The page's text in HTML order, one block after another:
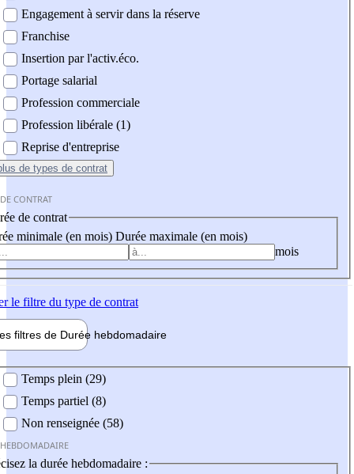
Engagement à servir dans la réserve
Franchise
Insertion par l'activ.éco.
Portage salarial
Profession commerciale
Profession libérale (1)
Reprise d'entreprise
de types de contrat
CONTRAT
de contrat
minimale (en mois) Durée maximale (en mois)
mois
le filtre du type de contrat
filtres de Durée hebdomadaire
Temps plein (29)
Temps partiel (8)
Non renseignée (58)
la durée hebdomadaire :